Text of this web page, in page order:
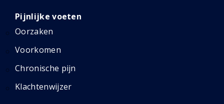
Pijnlijke voeten
Oorzaken
Voorkomen
Chronische pijn
Klachtenwijzer